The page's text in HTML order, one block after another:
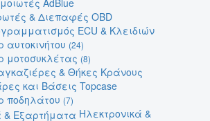
& Διεπαφές OBD
ECU & Κλειδιών
(24)
μοτοσυκλέτας (8)
& Θήκες Κράνους
και Βάσεις Topcase
ποδηλάτου (7)
Ηλεκτρονικά &